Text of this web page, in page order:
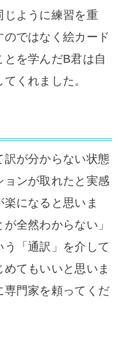
じように練習を重
ではなく絵カード
を学んだB君は自
くれました。
訳が分からない状態
ンが取れたと実感
になると思いま
全然わからない」
う「通訳」を介して
てもいいと思いま
専門家を頼ってくだ